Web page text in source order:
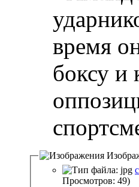
время
боксу и
Просмотров: 49)